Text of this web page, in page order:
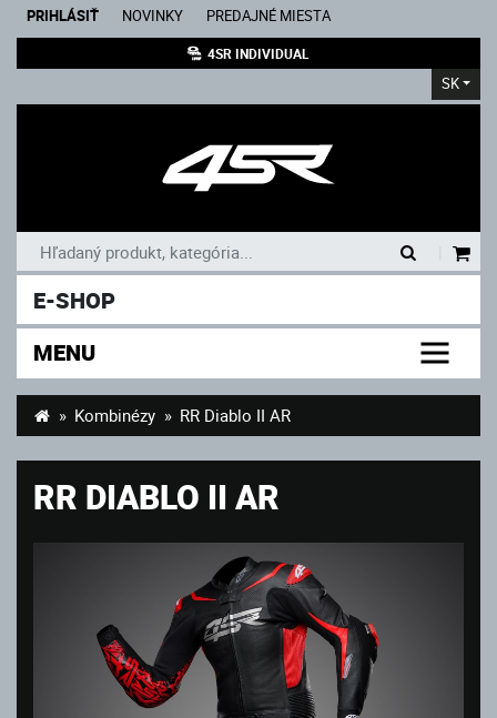
PRIHLÁSIŤ NOVINKY PREDAJNÉ MIESTA
4SR INDIVIDUAL
SK
E-SHOP
MENU
Kombinézy RR Diablo II AR
RR DIABLO II AR